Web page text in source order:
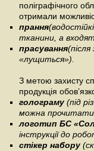
поліграфічного
отримали
прання
тканини, а
прасування
«лущиться»).
З метою захисту
продукція
голограму(під
можна
логотип БС
інструкції до
стікер набору